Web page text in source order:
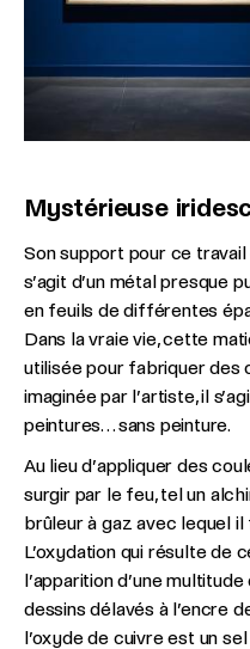
Mystérieuse
Son support pour ce
s’agit d’un métal presque
en feuils de différentes
Dans la vraie vie, cette
utilisée pour fabriquer des
imaginée par l’artiste, il
peintures… sans peinture.
Au lieu d’appliquer des
surgir par le feu, tel un
brûleur à gaz avec lequel
L’oxydation qui résulte de
l’apparition d’une
dessins délavés à l’encre
l’oxyde de cuivre est un